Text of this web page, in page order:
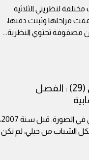
لنظريتي الثلاثية
مراحلها وثبتت دقتها،
مصفوفة تحتوي النظرية...
كتاب رحلة في عقل إرهابي (29) : الفصل
*نُشرت في عدد من الصحف كالتي في الصورة. قبل سنة 2007،
الشباب من جيلي، لم نكن